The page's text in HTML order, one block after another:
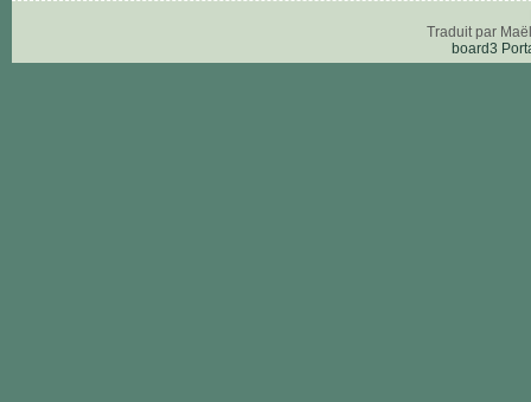
Traduit par
board3